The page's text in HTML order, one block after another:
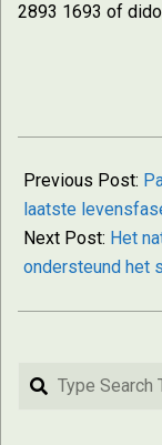
2893 1693 of
06-
03
Previous Post:
laatste
Next Post: Het
ondersteund het
Search